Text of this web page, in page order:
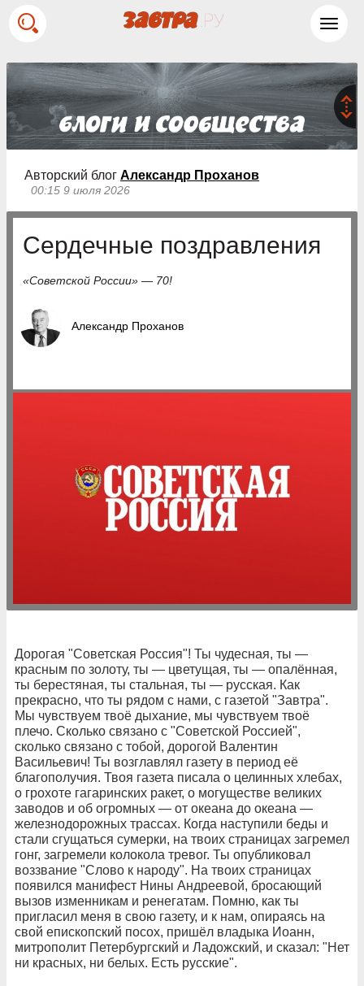
Авторский блог Александр Проханов
00:15 9 июля 2026
Сердечные поздравления
«Советской России» — 70!
Александр Проханов
Дорогая "Советская Россия"! Ты чудесная, ты —
красным по золоту, ты — цветущая, ты — опалённая,
ты берестяная, ты стальная, ты — русская. Как
прекрасно, что ты рядом с нами, с газетой "Завтра".
Мы чувствуем твоё дыхание, мы чувствуем твоё
плечо. Сколько связано с "Советской Россией",
сколько связано с тобой, дорогой Валентин
Васильевич! Ты возглавлял газету в период её
благополучия. Твоя газета писала о целинных хлебах,
о грохоте гагаринских ракет, о могуществе великих
заводов и об огромных — от океана до океана —
железнодорожных трассах. Когда наступили беды и
стали сгущаться сумерки, на твоих страницах загремел
гонг, загремели колокола тревог. Ты опубликовал
воззвание "Слово к народу". На твоих страницах
появился манифест Нины Андреевой, бросающий
вызов изменникам и ренегатам. Помню, как ты
пригласил меня в свою газету, и к нам, опираясь на
свой епископский посох, пришёл владыка Иоанн,
митрополит Петербургский и Ладожский, и сказал: "Нет
ни красных, ни белых. Есть русские".